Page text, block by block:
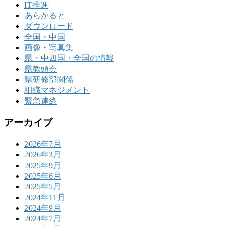
IT推進
あらかると
ダウンロード
全国・中国
画像・写真集
県・中四国・全国の情報
県教頭会
県研修部関係
組織マネジメント
緊急連絡
アーカイブ
2026年7月
2026年3月
2025年9月
2025年6月
2025年5月
2024年11月
2024年9月
2024年7月